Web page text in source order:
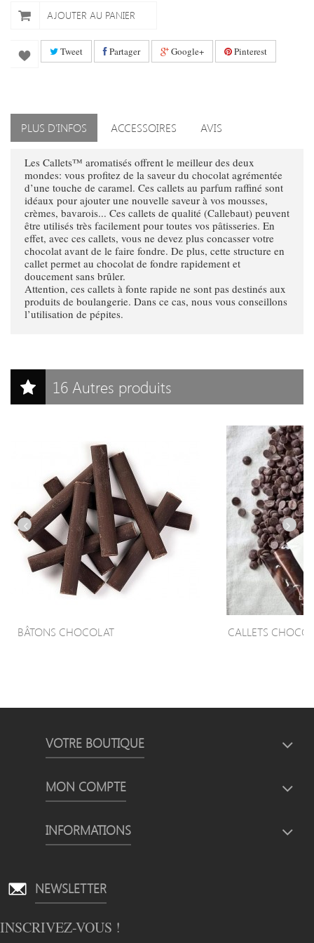
AJOUTER AU PANIER
Tweet Partager Google+ Pinterest
PLUS D'INFOS ACCESSOIRES AVIS
Les Callets™ aromatisés offrent le meilleur des deux
mondes: vous profitez de la saveur du chocolat agrémentée
d’une touche de caramel. Ces callets au parfum raffiné sont
idéaux pour ajouter une nouvelle saveur à vos mousses,
crèmes, bavarois... Ces callets de qualité (Callebaut) peuvent
être utilisés très facilement pour toutes vos pâtisseries. En
effet, avec ces callets, vous ne devez plus concasser votre
chocolat avant de le faire fondre. De plus, cette structure en
callet permet au chocolat de fondre rapidement et
doucement sans brûler.
Attention, ces callets à fonte rapide ne sont pas destinés aux
produits de boulangerie. Dans ce cas, nous vous conseillons
l’utilisation de pépites.
16 Autres produits
BÂTONS CHOCOLAT CALLETS
VOTRE BOUTIQUE
MON COMPTE
INFORMATIONS
NEWSLETTER
INSCRIVEZ-VOUS !